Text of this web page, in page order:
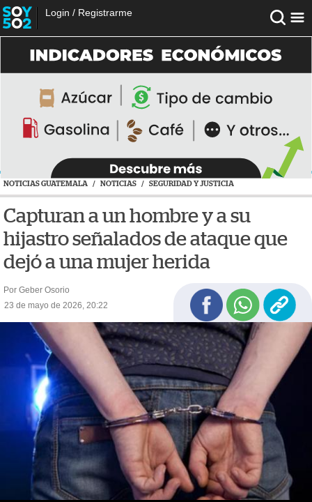
Login / Registrarme
NOTICIAS GUATEMALA / NOTICIAS / SEGURIDAD Y JUSTICIA
Capturan a un hombre y a su
hijastro señalados de ataque que
dejó a una mujer herida
Por Geber Osorio
23 de mayo de 2026, 20:22